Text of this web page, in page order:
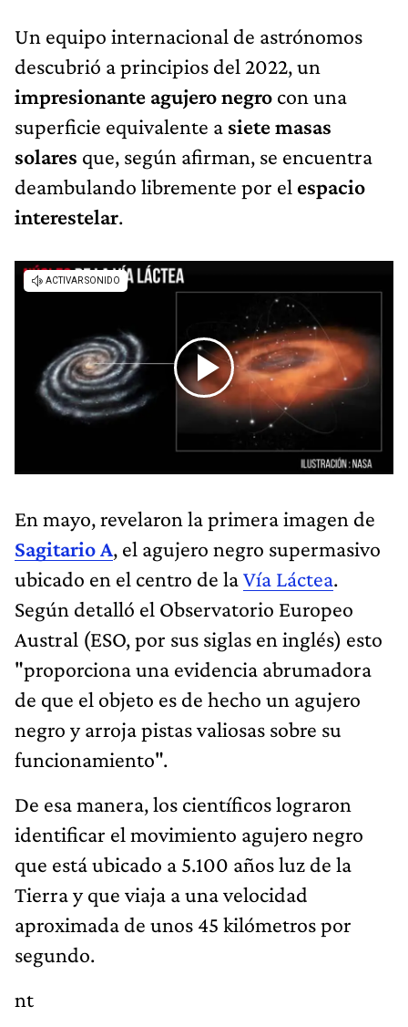
Un equipo internacional de astrónomos
descubrió a principios del 2022, un
impresionante agujero negro con una
superficie equivalente a siete masas
solares que, según afirman, se encuentra
deambulando libremente por el espacio
interestelar.
En mayo, revelaron la primera imagen de
Sagitario A, el agujero negro supermasivo
ubicado en el centro de laVía Láctea.
Según detalló el Observatorio Europeo
Austral (ESO, por sus siglas en inglés) esto
"proporciona una evidencia abrumadora
de que el objeto es de hecho un agujero
negro y arroja pistas valiosas sobre su
funcionamiento".
De esa manera, los científicos lograron
identificar el movimiento agujero negro
que está ubicado a 5.100 años luz de la
Tierra y que viaja a una velocidad
aproximada de unos 45 kilómetros por
segundo.
nt